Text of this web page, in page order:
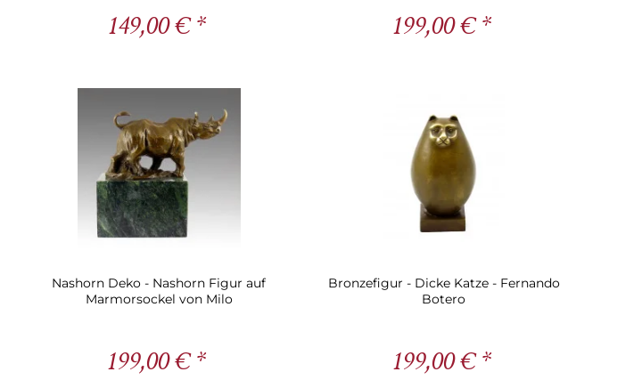
149,00 € * 199,00 € *
Nashorn Deko - Nashorn Figur auf
Marmorsockel von Milo
199,00 € *
Bronzefigur - Dicke Katze - Fernando
Botero
199,00 € *